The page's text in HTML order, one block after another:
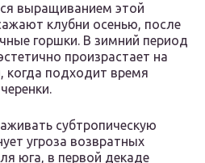
выращиванием этой
клубни осенью, после
горшки. В зимний период
произрастает на
когда подходит время
субтропическую
угроза возвратных
юга, в первой декаде